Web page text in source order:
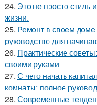
24. Это не просто стиль
жизни.
25. Ремонт в своем
руководство для
26. Практические
своими руками
27. С чего начать
комнаты: полное
28. Современные